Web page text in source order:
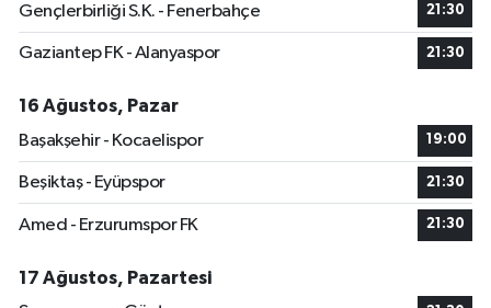
Gençlerbirliği S.K. - Fenerbahçe 21:30
Gaziantep FK - Alanyaspor 21:30
16 Ağustos, Pazar
Başakşehir - Kocaelispor
19:00
Beşiktaş - Eyüpspor 21:30
Amed - Erzurumspor FK 21:30
17 Ağustos, Pazartesi